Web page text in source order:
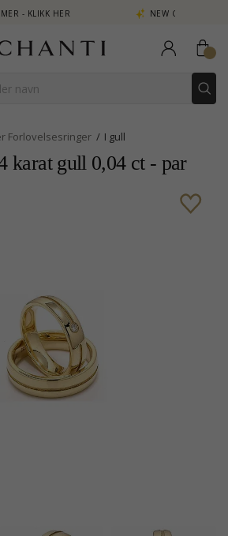
NEW COLLECTION | AURA
Forlovelsesringer I gull
karat gull 0,04 ct - par